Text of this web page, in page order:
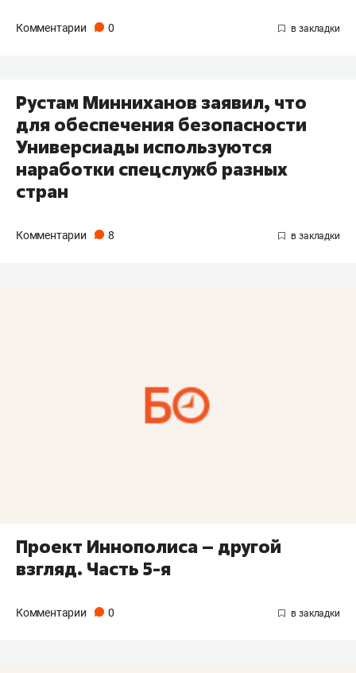
Комментарии 0
Рустам Минниханов заявил, что
для обеспечения безопасности
Универсиады используются
наработки спецслужб разных
стран
Комментарии 8
Проект Иннополиса – другой
взгляд. Часть 5-я
Комментарии 0